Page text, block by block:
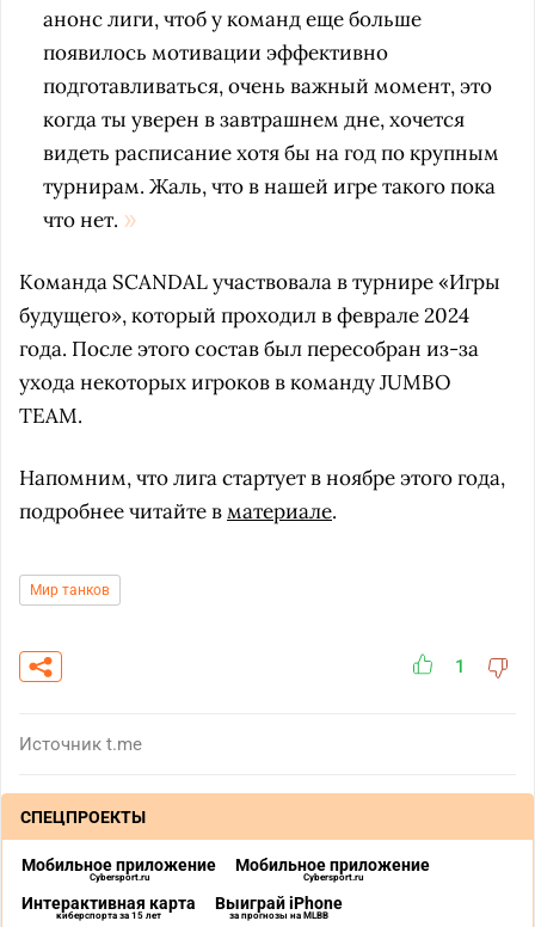
анонс лиги, чтоб у команд еще больше
появилось мотивации эффективно
подготавливаться, очень важный момент, это
когда ты уверен в завтрашнем дне, хочется
видеть расписание хотя бы на год по крупным
турнирам. Жаль, что в нашей игре такого пока
что нет.
Команда SCANDAL участвовала в турнире «Игры
будущего», который проходил в феврале 2024
года. После этого состав был пересобран из-за
ухода некоторых игроков в команду JUMBO
TEAM.
Напомним, что лига стартует в ноябре этого года,
подробнее читайте вматериале.
Мир танков
1
Источник t.me
СПЕЦПРОЕКТЫ
Мобильное приложение
Cybersport.ru
Мобильное приложение
Cybersport.ru
Интерактивная карта
киберспорта за 15 лет
Выиграй iPhone
за прогнозы на MLBB